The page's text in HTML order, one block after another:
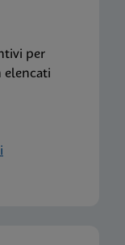
per
elencati